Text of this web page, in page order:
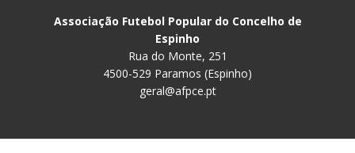
Associação Futebol Popular do Concelho de
Espinho
Rua do Monte, 251
4500-529 Paramos (Espinho)
geral@afpce.pt